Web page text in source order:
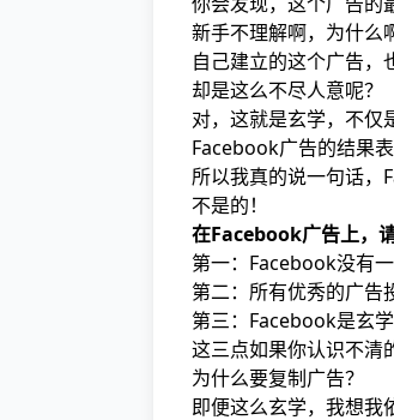
新手不理解啊，为什么
自己建立的这个广告，
却是这么不尽人意呢？
对，这就是玄学，不仅
Facebook广告的结果
所以我真的说一句话，
不是的！
在Facebook广告上，
第一：Facebook没有
第二：所有优秀的广告
第三：Facebook是玄
这三点如果你认识不清
为什么要复制广告？
即便这么玄学，我想我